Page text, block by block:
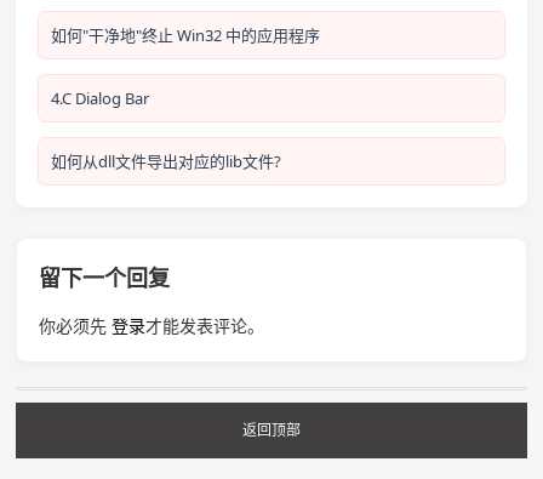
如何"干净地"终止 Win32 中的应用程序
4.C Dialog Bar
如何从dll文件导出对应的lib文件?
留下一个回复
你必须先登录才能发表评论。
返回顶部